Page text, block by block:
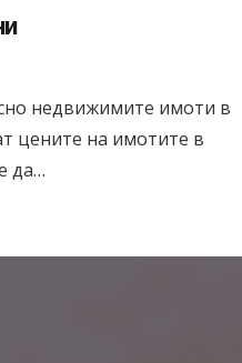
недвижимите имоти в
цените на имотите в
да…